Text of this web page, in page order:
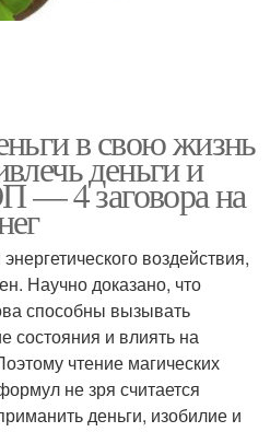
в свою жизнь
деньги и
— 4 заговора на
воздействия,
Научно доказано, что
способны вызывать
состояния и влиять на
чтение магических
не зря считается
деньги, изобилие и